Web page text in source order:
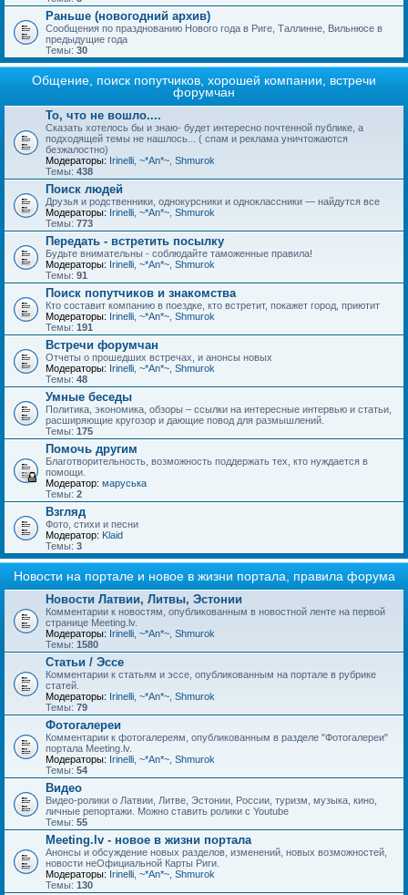
Раньше (новогодний архив)
Сообщения по празднованию Нового года в Риге, Таллинне, Вильнюсе в
предыдущие года
Темы: 30
Общение, поиск попутчиков, хорошей компании, встречи
форумчан
То, что не вошло....
Сказать хотелось бы и знаю- будет интересно почтенной публике, а
подходящей темы не нашлось... ( спам и реклама уничтожаются
безжалостно)
Модераторы: Irinelli ~*An*~ Shmurok
Темы: 438
Поиск людей
Друзья и родственники, однокурсники и одноклассники — найдутся все
Модераторы: Irinelli ~*An*~ Shmurok
Темы: 773
Передать - встретить посылку
Будьте внимательны - соблюдайте таможенные правила!
Модераторы: Irinelli ~*An*~ Shmurok
Темы: 91
Поиск попутчиков и знакомства
Кто составит компанию в поездке, кто встретит, покажет город, приютит
Модераторы: Irinelli ~*An*~ Shmurok
Темы: 191
Встречи форумчан
Отчеты о прошедших встречах, и анонсы новых
Модераторы: Irinelli ~*An*~ Shmurok
Темы: 48
Умные беседы
Политика, экономика, обзоры – ссылки на интересные интервью и статьи,
расширяющие кругозор и дающие повод для размышлений.
Темы: 175
Помочь другим
Благотворительность, возможность поддержать тех, кто нуждается в
помощи.
Модератор: маруська
Темы: 2
Взгляд
Фото, стихи и песни
Модератор: Klaid
Темы: 3
Новости на портале и новое в жизни портала, правила форума
Новости Латвии, Литвы, Эстонии
Комментарии к новостям, опубликованным в новостной ленте на первой
странице Meeting.lv.
Модераторы: Irinelli ~*An*~ Shmurok
Темы: 1580
Статьи / Эссе
Комментарии к статьям и эссе, опубликованным на портале в рубрике
статей.
Модераторы: Irinelli ~*An*~ Shmurok
Темы: 79
Фотогалереи
Комментарии к фотогалереям, опубликованным в разделе "Фотогалереи"
портала Meeting.lv.
Модераторы: Irinelli ~*An*~ Shmurok
Темы: 54
Видео
Видео-ролики о Латвии, Литве, Эстонии, России, туризм, музыка, кино,
личные репортажи. Можно ставить ролики с Youtube
Темы: 55
Meeting.lv - новое в жизни портала
Анонсы и обсуждение новых разделов, изменений, новых возможностей,
новости неОфициальной Карты Риги.
Модераторы: Irinelli ~*An*~ Shmurok
Темы: 130